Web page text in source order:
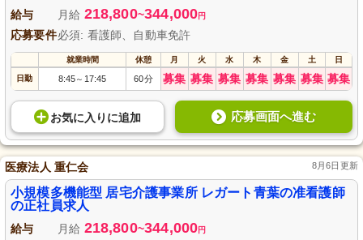
給与 月給 218,800~344,000円
応募要件必須: 看護師、自動車免許
就業時間 休憩 月 火 水 木 金 土 日
日勤 8:45～ 17:45 60分 募集 募集 募集 募集 募集 募集 募集
お気に入り に追加 応募画面へ進む
医療法人 重仁会 8月6日更新
小規模多機能型 居宅介護事業所 レガート青葉の准看護師
の正社員求人
給与 月給 218,800~344,000円